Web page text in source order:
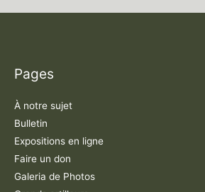
Pages
À notre sujet
Bulletin
Expositions en ligne
Faire un don
Galeria de Photos